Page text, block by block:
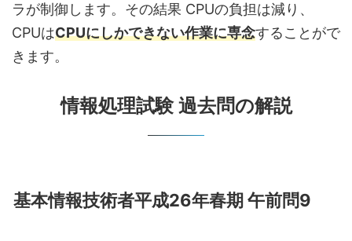
ラが制御します。その結果 CPUの負担は減り、
CPUはCPUにしかできない作業に専念することがで
きます。
情報処理試験 過去問の解説
基本情報技術者平成26年春期 午前問9